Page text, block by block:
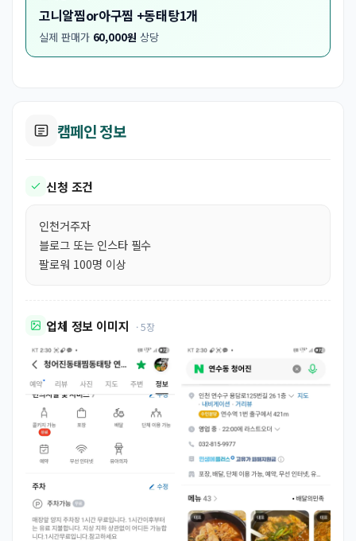
고니알찜or아구찜 +동태탕1개
실제 판매가 60,000원 상당
캠페인 정보
신청 조건
인천거주자
블로그 또는 인스타 필수
팔로워 100명 이상
업체 정보 이미지 · 5장